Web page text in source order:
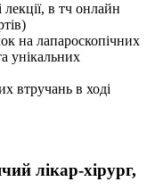
в тч онлайн
на лапароскопічних
унікальних
втручань в ході
лікар-хірург,